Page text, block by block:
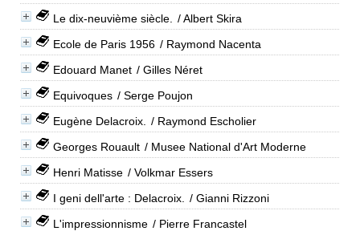
Le dix-neuvième siècle.
/ Albert Skira
Ecole de Paris 1956 / Raymond Nacenta
Edouard Manet / Gilles Néret
Equivoques / Serge Poujon
Eugène Delacroix.
/ Raymond Escholier
Georges Rouault / Musee National d'Art Moderne
Henri Matisse / Volkmar Essers
I geni dell'arte : Delacroix.
/ Gianni Rizzoni
L'impressionnisme / Pierre Francastel